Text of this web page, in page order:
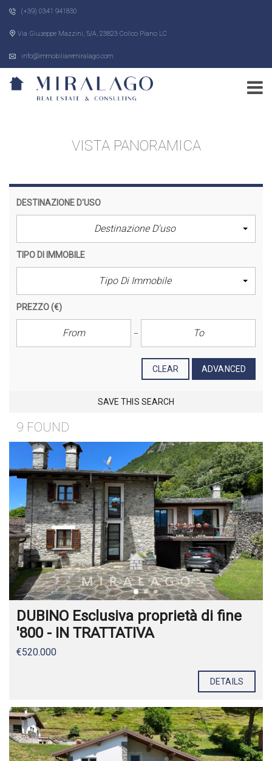
(+39) 0341 941830
Via Giuseppe Mazzini, 5/A, 23823 Colico Piano LC
info@immobiliaremiralago.com
VISTA PANORAMICA
DESTINAZIONE D'USO
Destinazione D'uso
TIPO DI IMMOBILE
Tipo Di Immobile
PREZZO(€)
CLEAR ADVANCED
SAVE THIS SEARCH
9 FOUND
DUBINO Esclusiva proprietà di fine
'800 - IN TRATTATIVA
€520.000
DETAILS